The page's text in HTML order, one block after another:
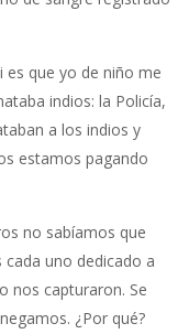
es que yo de niño me
indios: la Policía,
a los indios y
estamos pagando
no sabíamos que
uno dedicado a
nos capturaron. Se
¿Por qué?